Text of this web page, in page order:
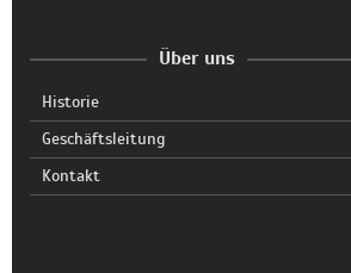
Über uns
Historie
Geschäftsleitung
Kontakt